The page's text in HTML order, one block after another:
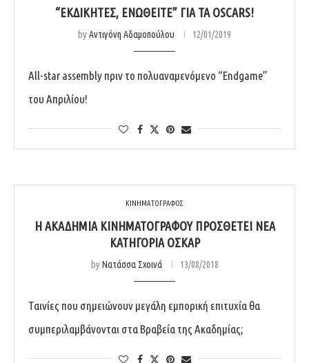
“ΕΚΔΙΚΗΤΈΣ, ΕΝΩΘΕΊΤΕ” ΓΙΑ ΤΑ OSCARS!
byΑντιγόνη Αδαμοπούλου 12/01/2019
All-star assembly πριν το πολυαναμενόμενο “Endgame”
του Απριλίου!
ΚΙΝΗΜΑΤΟΓΡΑΦΟΣ
Η ΑΚΑΔΗΜΊΑ ΚΙΝΗΜΑΤΟΓΡΆΦΟΥ ΠΡΟΣΘΈΤΕΙ ΝΈΑ
ΚΑΤΗΓΟΡΊΑ ΌΣΚΑΡ
byΝατάσσα Σχοινά 13/08/2018
Ταινίες που σημειώνουν μεγάλη εμπορική επιτυχία θα
συμπεριλαμβάνονται στα Βραβεία της Ακαδημίας;